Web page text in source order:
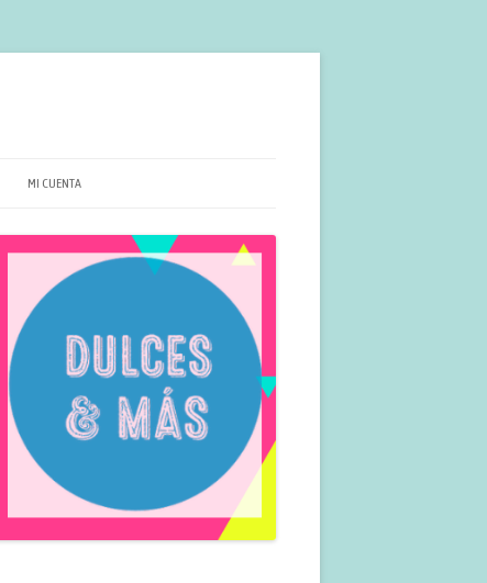
MI CUENTA